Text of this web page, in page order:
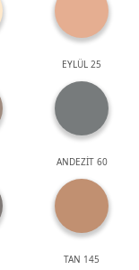
EYLÜL 25
ANDEZİT 60
TAN 145